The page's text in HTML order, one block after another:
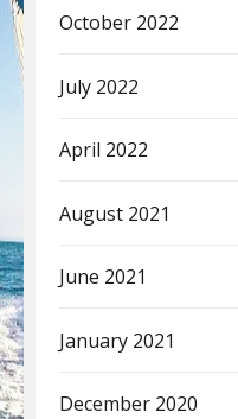
October 2022
July 2022
April 2022
August 2021
June 2021
January 2021
December 2020